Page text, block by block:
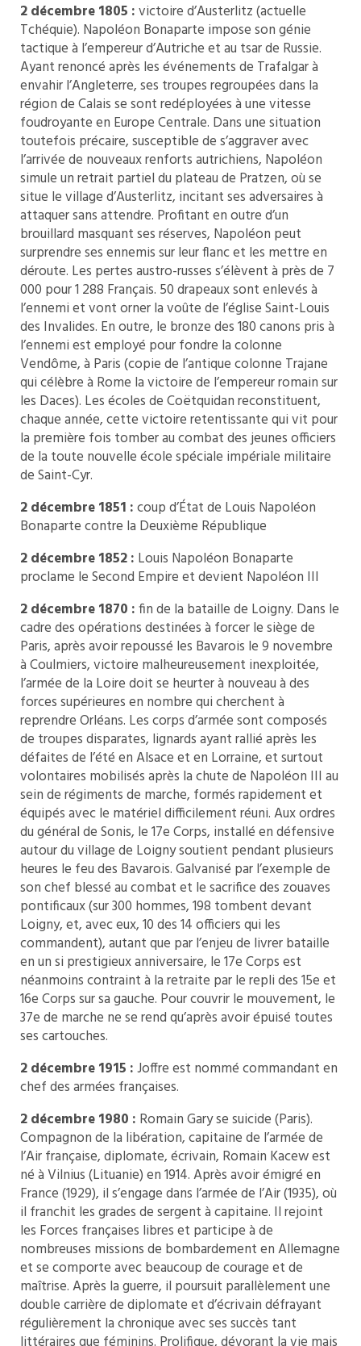
2 décembre 1805 :victoire d’Austerlitz (actuelle
Tchéquie). Napoléon Bonaparte impose son génie
tactique à l’empereur d’Autriche et au tsar de Russie.
Ayant renoncé après les événements de Trafalgar à
envahir l’Angleterre, ses troupes regroupées dans la
région de Calais se sont redéployées à une vitesse
foudroyante en Europe Centrale. Dans une situation
toutefois précaire, susceptible de s’aggraver avec
l’arrivée de nouveaux renforts autrichiens, Napoléon
simule un retrait partiel du plateau de Pratzen, où se
situe le village d’Austerlitz, incitant ses adversaires à
attaquer sans attendre. Profitant en outre d’un
brouillard masquant ses réserves, Napoléon peut
surprendre ses ennemis sur leur flanc et les mettre en
déroute. Les pertes austro-russes s’élèvent à près de 7
000 pour 1 288 Français. 50 drapeaux sont enlevés à
l’ennemi et vont orner la voûte de l’église Saint-Louis
des Invalides. En outre, le bronze des 180 canons pris à
l’ennemi est employé pour fondre la colonne
Vendôme, à Paris (copie de l’antique colonne Trajane
qui célèbre à Rome la victoire de l’empereur romain sur
les Daces). Les écoles de Coëtquidan reconstituent,
chaque année, cette victoire retentissante qui vit pour
la première fois tomber au combat des jeunes officiers
de la toute nouvelle école spéciale impériale militaire
de Saint-Cyr.
2 décembre 1851 :coup d’État de Louis Napoléon
Bonaparte contre la Deuxième République
2 décembre 1852 : Louis Napoléon Bonaparte
proclame le Second Empire et devient Napoléon III
2 décembre 1870 :fin de la bataille de Loigny. Dans le
cadre des opérations destinées à forcer le siège de
Paris, après avoir repoussé les Bavarois le 9 novembre
à Coulmiers, victoire malheureusement inexploitée,
l’armée de la Loire doit se heurter à nouveau à des
forces supérieures en nombre qui cherchent à
reprendre Orléans. Les corps d’armée sont composés
de troupes disparates, lignards ayant rallié après les
défaites de l’été en Alsace et en Lorraine, et surtout
volontaires mobilisés après la chute de Napoléon III au
sein de régiments de marche, formés rapidement et
équipés avec le matériel difficilement réuni. Aux ordres
du général de Sonis, le 17e Corps, installé en défensive
autour du village de Loigny soutient pendant plusieurs
heures le feu des Bavarois. Galvanisé par l’exemple de
son chef blessé au combat et le sacrifice des zouaves
pontificaux (sur 300 hommes, 198 tombent devant
Loigny, et, avec eux, 10 des 14 officiers qui les
commandent), autant que par l’enjeu de livrer bataille
en un si prestigieux anniversaire, le 17e Corps est
néanmoins contraint à la retraite par le repli des 15e et
16e Corps sur sa gauche. Pour couvrir le mouvement, le
37e de marche ne se rend qu’après avoir épuisé toutes
ses cartouches.
2 décembre 1915 :Joffre est nommé commandant en
chef des armées françaises.
2 décembre 1980 : Romain Gary se suicide (Paris).
Compagnon de la libération, capitaine de l’armée de
l’Air française, diplomate, écrivain, Romain Kacew est
né à Vilnius (Lituanie) en 1914. Après avoir émigré en
France (1929), il s’engage dans l’armée de l’Air (1935), où
il franchit les grades de sergent à capitaine. Il rejoint
les Forces françaises libres et participe à de
nombreuses missions de bombardement en Allemagne
et se comporte avec beaucoup de courage et de
maîtrise. Après la guerre, il poursuit parallèlement une
double carrière de diplomate et d’écrivain défrayant
régulièrement la chronique avec ses succès tant